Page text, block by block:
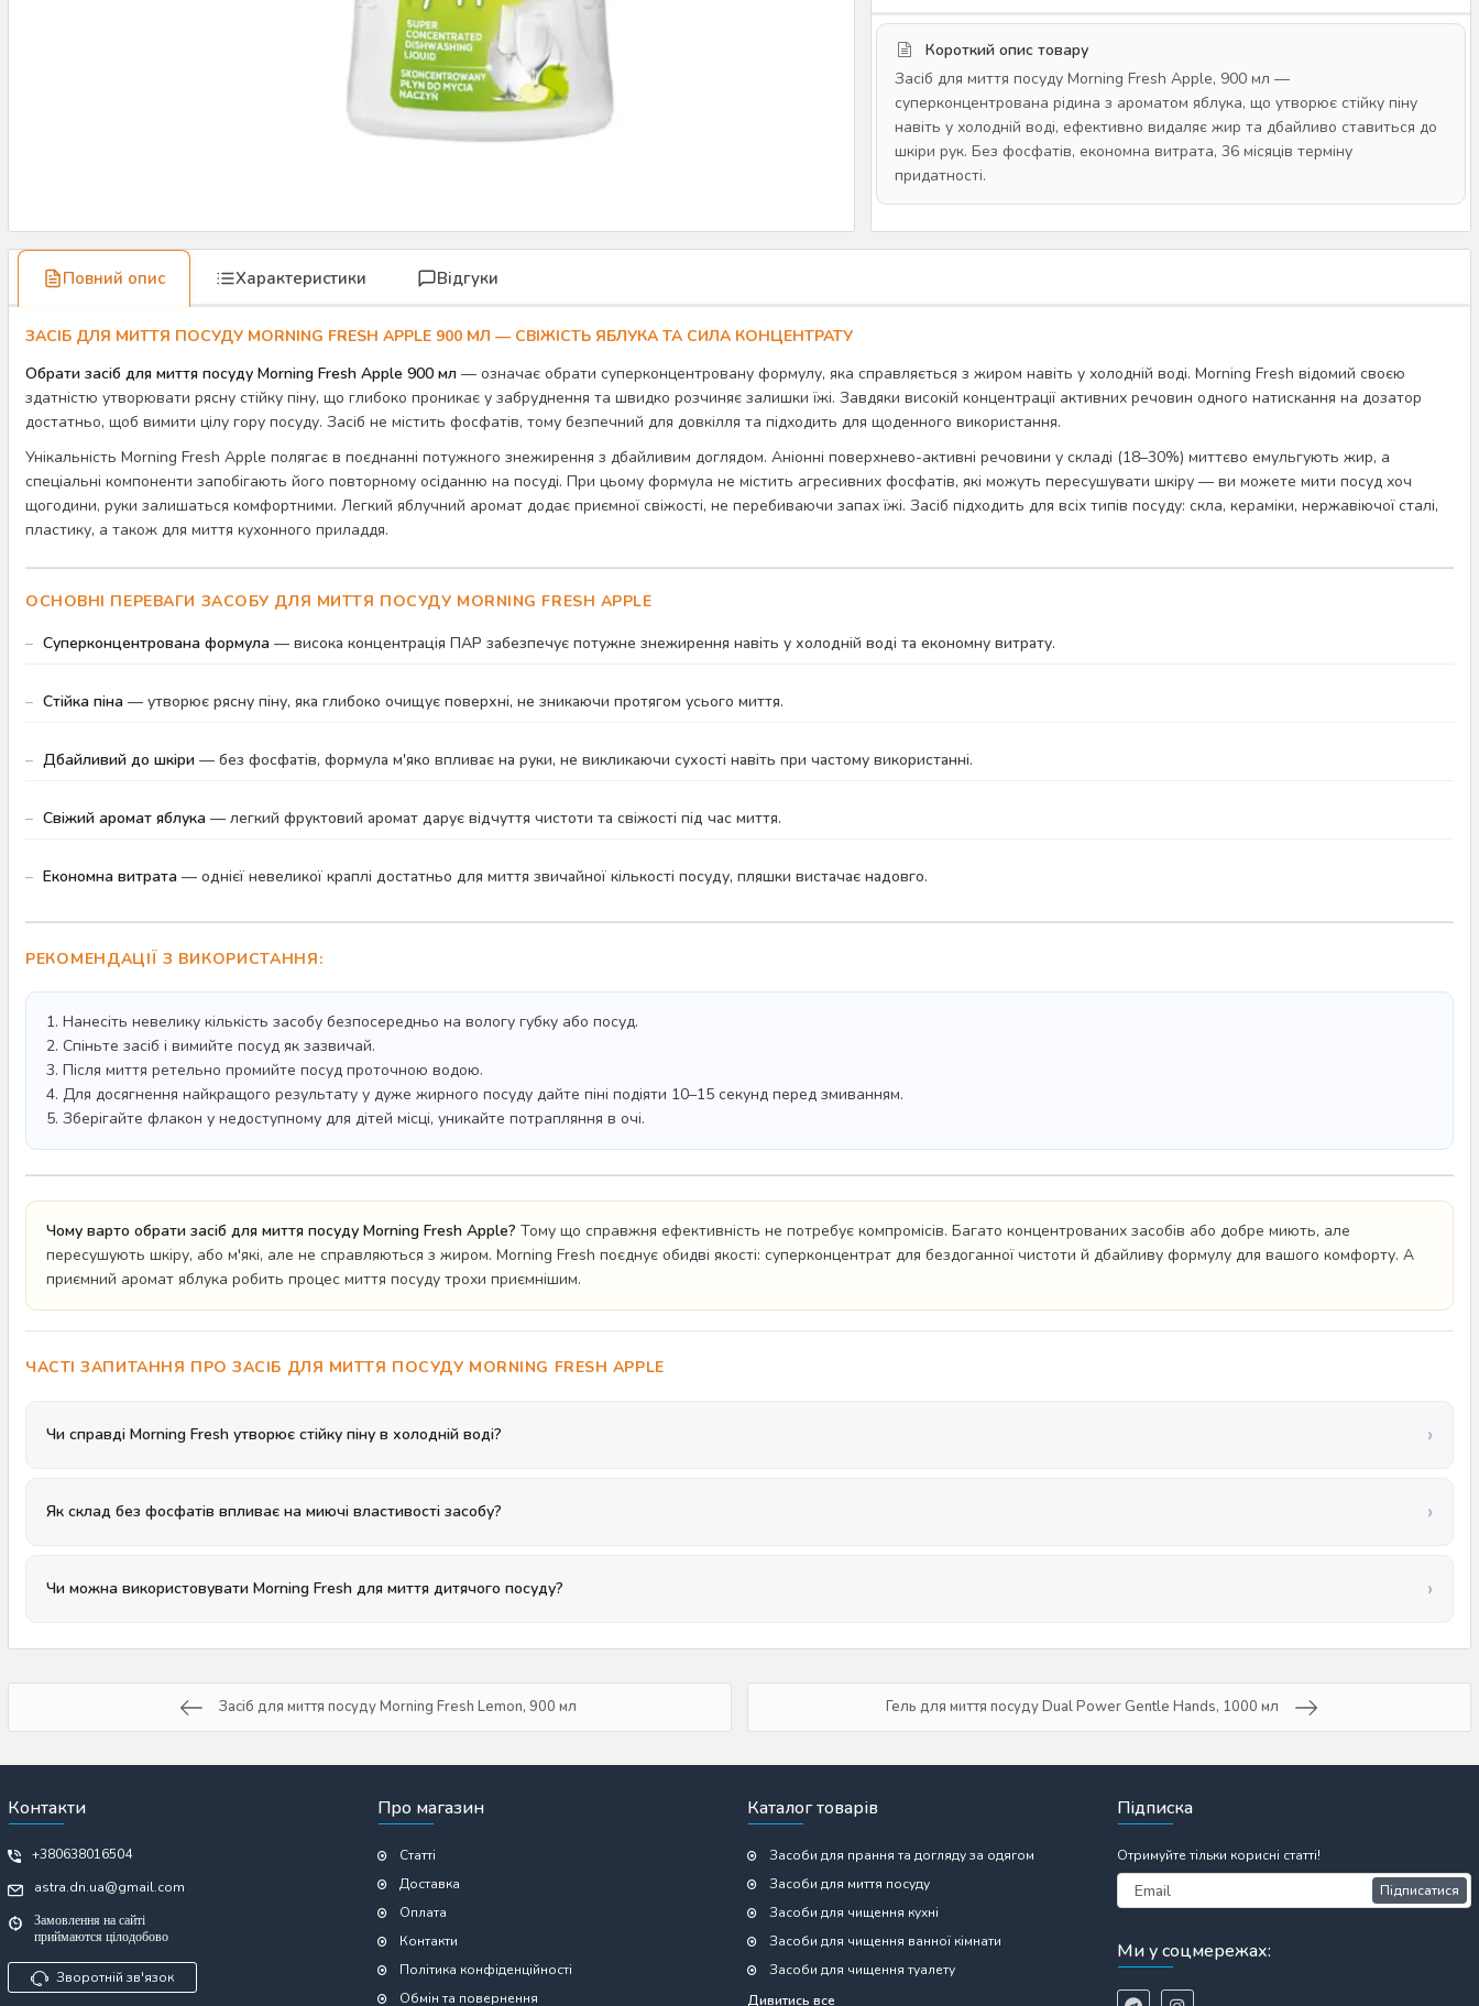
Короткий опис товару
Засіб для миття посуду Morning Fresh Apple, 900 мл —
суперконцентрована рідина з ароматом яблука, що утворює стійку піну
навіть у холодній воді, ефективно видаляє жир та дбайливо ставиться до
шкіри рук. Без фосфатів, економна витрата, 36 місяців терміну
придатності.
Повний опис Характеристики Відгуки
ЗАСІБ ДЛЯ МИТТЯ ПОСУДУ MORNING FRESH APPLE 900 МЛ — СВІЖІСТЬ ЯБЛУКА ТА СИЛА КОНЦЕНТРАТУ
Обрати засіб для миття посуду Morning Fresh Apple 900 мл — означає обрати суперконцентровану формулу, яка справляється з жиром навіть у холодній воді. Morning Fresh відомий своєю
здатністю утворювати рясну стійку піну, що глибоко проникає у забруднення та швидко розчиняє залишки їжі. Завдяки високій концентрації активних речовин одного натискання на дозатор
достатньо, щоб вимити цілу гору посуду. Засіб не містить фосфатів, тому безпечний для довкілля та підходить для щоденного використання.
Унікальність Morning Fresh Apple полягає в поєднанні потужного знежирення з дбайливим доглядом. Аніонні поверхнево-активні речовини у складі (18–30%) миттєво емульгують жир, а
спеціальні компоненти запобігають його повторному осіданню на посуді. При цьому формула не містить агресивних фосфатів, які можуть пересушувати шкіру — ви можете мити посуд хоч
щогодини, руки залишаться комфортними. Легкий яблучний аромат додає приємної свіжості, не перебиваючи запах їжі. Засіб підходить для всіх типів посуду: скла, кераміки, нержавіючої сталі,
пластику, а також для миття кухонного приладдя.
ОСНОВНІ ПЕРЕВАГИ ЗАСОБУ ДЛЯ МИТТЯ ПОСУДУ MORNING FRESH APPLE
Суперконцентрована формула — висока концентрація ПАР забезпечує потужне знежирення навіть у холодній воді та економну витрату.
Стійка піна — утворює рясну піну, яка глибоко очищує поверхні, не зникаючи протягом усього миття.
Дбайливий до шкіри — без фосфатів, формула м'яко впливає на руки, не викликаючи сухості навіть при частому використанні.
Свіжий аромат яблука — легкий фруктовий аромат дарує відчуття чистоти та свіжості під час миття.
Економна витрата — однієї невеликої краплі достатньо для миття звичайної кількості посуду, пляшки вистачає надовго.
РЕКОМЕНДАЦІЇ З ВИКОРИСТАННЯ:
1. Нанесіть невелику кількість засобу безпосередньо на вологу губку або посуд.
2. Спіньте засіб і вимийте посуд як зазвичай.
3. Після миття ретельно промийте посуд проточною водою.
4. Для досягнення найкращого результату у дуже жирного посуду дайте піні подіяти 10–15 секунд перед змиванням.
5. Зберігайте флакон у недоступному для дітей місці, уникайте потрапляння в очі.
Чому варто обрати засіб для миття посуду Morning Fresh Apple? Тому що справжня ефективність не потребує компромісів. Багато концентрованих засобів або добре миють, але
пересушують шкіру, або м'які, але не справляються з жиром. Morning Fresh поєднує обидві якості: суперконцентрат для бездоганної чистоти й дбайливу формулу для вашого комфорту. А
приємний аромат яблука робить процес миття посуду трохи приємнішим.
ЧАСТІ ЗАПИТАННЯ ПРО ЗАСІБ ДЛЯ МИТТЯ ПОСУДУ MORNING FRESH APPLE
Чи справді Morning Fresh утворює стійку піну в холодній воді?
Як склад без фосфатів впливає на миючі властивості засобу?
Чи можна використовувати Morning Fresh для миття дитячого посуду?
Засіб для миття посуду Morning Fresh Lemon, 900 мл Гель для миття посуду Dual Power Gentle Hands, 1000 мл
Контакти
+380638016504
astra.dn.ua@gmail.com
Замовлення на сайті
приймаются цілодобово
Зворотній зв'язок
Про магазин
Статті
Доставка
Оплата
Контакти
Політика конфіденційності
Обмін та повернення
Каталог товарів
Засоби для прання та догляду за одягом
Засоби для миття посуду
Засоби для чищення кухні
Засоби для чищення ванної кімнати
Засоби для чищення туалету
Дивитись все
Підписка
Отримуйте тільки корисні статті!
Підписатися
Ми у соцмережах: